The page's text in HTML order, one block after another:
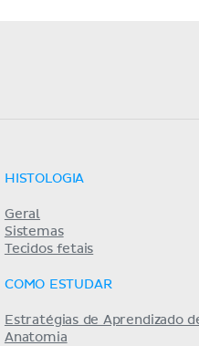
HISTOLOGIA
Geral
Sistemas
Tecidos fetais
COMO ESTUDAR
Estratégias de Aprendizado
Anatomia